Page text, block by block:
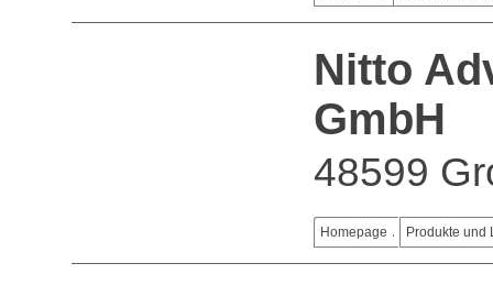
Nitto
GmbH
48599
Homepage Produkte und